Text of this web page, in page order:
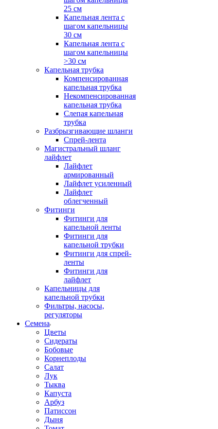
25 см
Капельная лента с
шагом капельницы
30 см
Капельная лента с
шагом капельницы
>30 см
Капельная трубка
Компенсированная
капельная трубка
Некомпенсированная
капельная трубка
Слепая капельная
трубка
Разбрызгивающие шланги
Спрей-лента
Магистральный шланг
лайфлет
Лайфлет
армированный
Лайфлет усиленный
Лайфлет
облегченный
Фитинги
Фитинги для
капельной ленты
Фитинги для
капельной трубки
Фитинги для спрей-
ленты
Фитинги для
лайфлет
Капельницы для
капельной трубки
Фильтры, насосы,
регуляторы
Семена
Цветы
Сидераты
Бобовые
Корнеплоды
Салат
Лук
Тыква
Капуста
Арбуз
Патиссон
Дыня